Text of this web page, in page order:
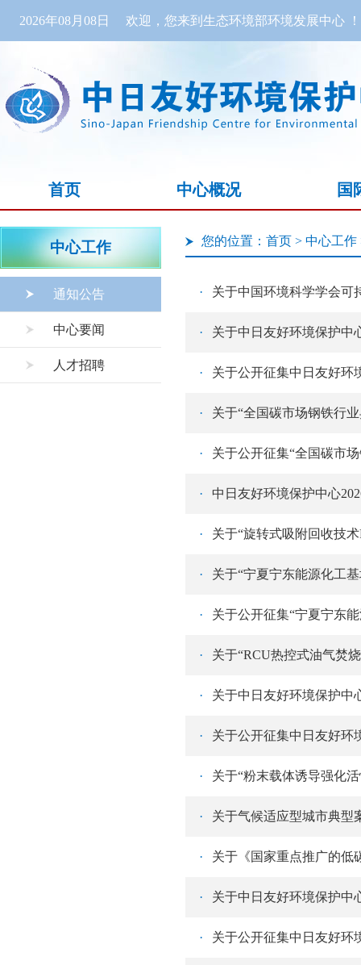
2026年08月08日 欢迎，您来到生态环境部环境发展中心 ！
首页 中心概况 国
中心工作
通知公告
中心要闻
人才招聘
您的位置： 首页 > 中心工作
· 关于中国环境科学学会可
· 关于中日友好环境保护中
· 关于公开征集中日友好环
·
·
· 中日友好环境保护中心
· 关于“旋转式吸附回收技
·
·
· 关于“RCU热控式油气焚
· 关于中日友好环境保护中
·
· 关于“粉末载体诱导强化
· 关于气候适应型城市典型
· 关于《国家重点推广的低
·
·